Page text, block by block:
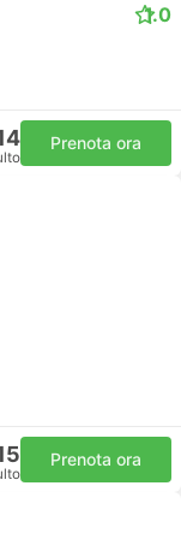
1.0
Prenota ora
Prenota ora